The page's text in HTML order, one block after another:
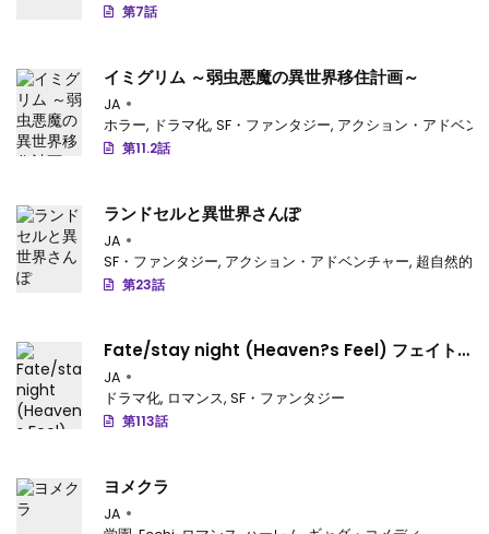
第7話
イミグリム ～弱虫悪魔の異世界移住計画～
JA
ホラー, ドラマ化, SF・ファンタジー, アクション・アドベン
第11.2話
ランドセルと異世界さんぽ
JA
SF・ファンタジー, アクション・アドベンチャー, 超自然的
第23話
Fate/stay night (Heaven?s Feel) フェイト/
ゼロ
JA
ドラマ化, ロマンス, SF・ファンタジー
第113話
ヨメクラ
JA